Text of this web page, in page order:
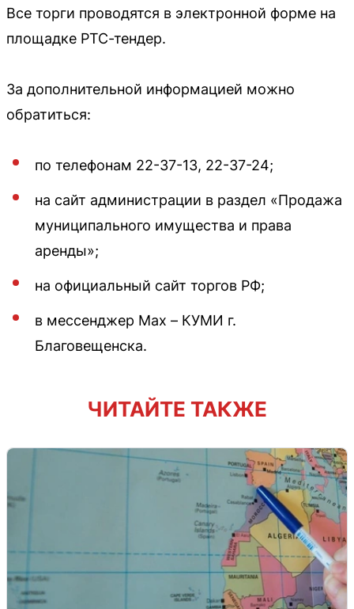
Все торги проводятся в электронной форме на
площадке РТС-тендер.
За дополнительной информацией можно
обратиться:
по телефонам 22-37-13, 22-37-24;
на сайт администрации в раздел «Продажа
муниципального имущества и права
аренды»;
на официальный сайт торгов РФ;
в мессенджер Max – КУМИ г.
Благовещенска.
ЧИТАЙТЕ ТАКЖЕ